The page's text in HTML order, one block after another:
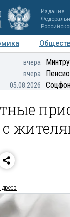
Издание
Мнения
вчера
вчера
05.08.2026